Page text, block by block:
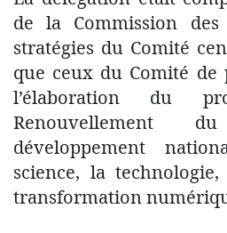
de la Commission
stratégies du Comité
que ceux du Comité de
l’élaboration du
Renouvellement
développement
science, la
transformation